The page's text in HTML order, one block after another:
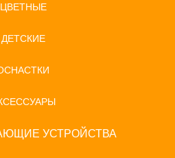
ЦВЕТНЫЕ
ДЕТСКИЕ
УСТРОЙСТВА